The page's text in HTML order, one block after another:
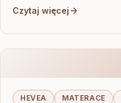
Czytaj więcej
HEVEA MATERACE